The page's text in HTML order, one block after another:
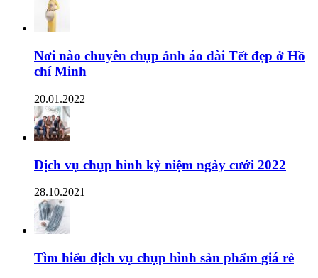
Nơi nào chuyên chụp ảnh áo dài Tết đẹp ở Hồ
chí Minh
20.01.2022
Dịch vụ chụp hình kỷ niệm ngày cưới 2022
28.10.2021
Tìm hiểu dịch vụ chụp hình sản phẩm giá rẻ